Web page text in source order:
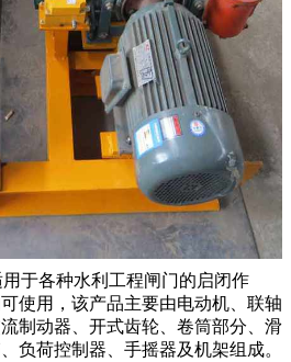
于各种水利工程闸门的启闭作
使用，该产品主要由电动机、联轴
制动器、开式齿轮、卷筒部分、滑
负荷控制器、手摇器及机架组成。